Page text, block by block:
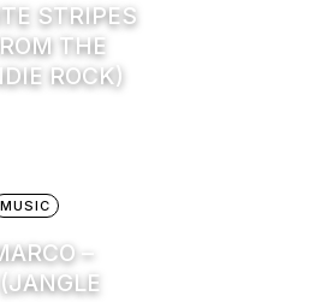
STRIPES
THE
ROCK)
MUSIC
–